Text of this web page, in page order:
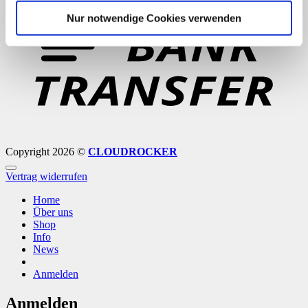
Nur notwendige Cookies verwenden
Copyright 2026 © CLOUDROCKER
Vertrag widerrufen
Home
Über uns
Shop
Info
News
Anmelden
Anmelden